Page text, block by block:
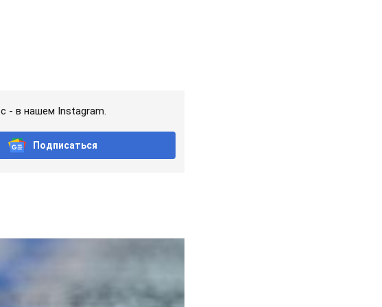
- в нашем Instagram.
Подписаться